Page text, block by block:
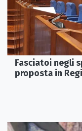
Fasciatoi negli
proposta in